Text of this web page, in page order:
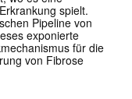
spielt.
Pipeline von
exponierte
für die
von Fibrose